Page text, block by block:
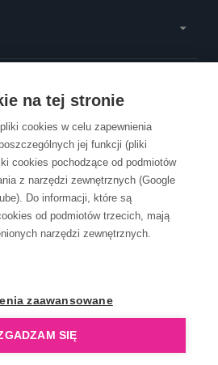
na tej stronie
cookies w celu zapewnienia
jej funkcji (pliki
cookies pochodzące od podmiotów
z narzędzi zewnętrznych (Google
Do informacji, które są
od podmiotów trzecich, mają
narzędzi zewnętrznych.
zaawansowane
SIĘ
częścią ReflectGroup.